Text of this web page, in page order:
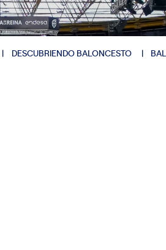
DESCUBRIENDO BALONCESTO